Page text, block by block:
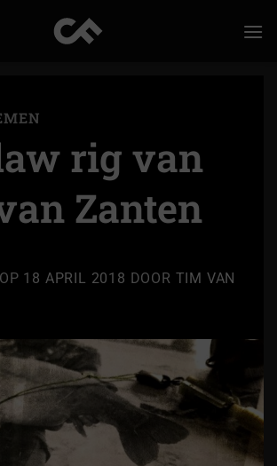
rig van
Zanten
18 APRIL 2018 DOOR TIM VAN